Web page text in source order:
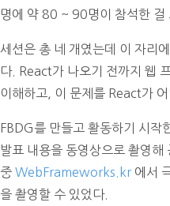
명에 약 80 ~ 90명이 참석한 걸
세션은 총 네 개였는데 이 자리
다. React가 나오기 전까지 웹
이해하고, 이 문제를 React가
FBDG를 만들고 활동하기 시작
발표 내용을 동영상으로 촬영
중 WebFrameworks.kr에서
을 촬영할 수 있었다.